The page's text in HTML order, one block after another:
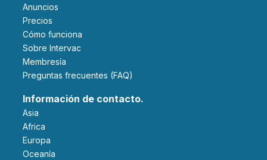
Anuncios
Precios
Cómo funciona
Sobre Intervac
Membresía
Preguntas frecuentes (FAQ)
Información de contacto.
Asia
Africa
Europa
Oceanía